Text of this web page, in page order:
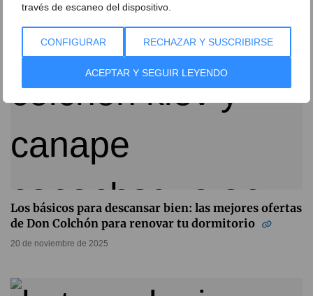
través de escaneo del dispositivo.
CONFIGURAR RECHAZAR Y SUSCRIBIRSE
ACEPTAR Y SEGUIR LEYENDO
Los básicos para descansar bien: las mejores ofertas
de Don Colchón para renovar tu dormitorio
20 de noviembre de 2025